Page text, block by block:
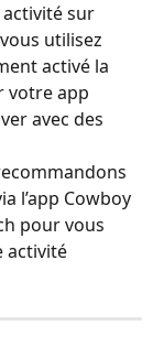
sur
utilisez
activé la
votre app
avec des
l’app Cowboy
pour vous
activité